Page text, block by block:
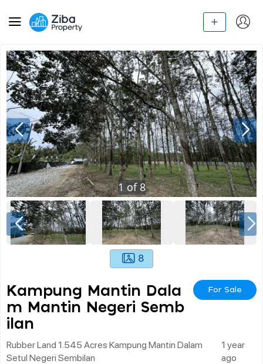
1of8
8
Kampung Mantin Dala
M Mantin Negeri Semb
Ilan
For Sale
Rubber Land 1.545 Acres Kampung Mantin Dalam
Setul Negeri Sembilan
1 year
ago